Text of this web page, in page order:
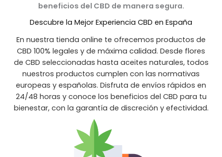
beneficios del CBD de manera segura.
Descubre la Mejor Experiencia CBD en España
En nuestra tienda online te ofrecemos productos de
CBD 100% legales y de máxima calidad. Desde flores
de CBD seleccionadas hasta aceites naturales, todos
nuestros productos cumplen con las normativas
europeas y españolas. Disfruta de envíos rápidos en
24/48 horas y conoce los beneficios del CBD para tu
bienestar, con la garantía de discreción y efectividad.